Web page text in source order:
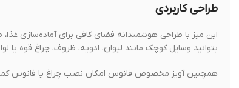
طراحی کاربردی
این میز با طراحی هوشمندانه فضای کافی برای آماده‌سازی
بتوانید وسایل کوچک مانند لیوان، ادویه، ظروف، چراغ
همچنین آویز مخصوص فانوس امکان نصب چراغ یا فانوس